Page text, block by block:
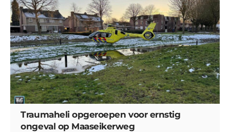
Traumaheli opgeroepen voor ernstig
ongeval op Maaseikerweg